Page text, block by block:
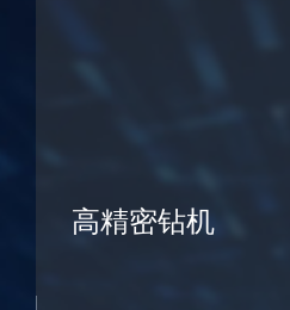
高精密钻机